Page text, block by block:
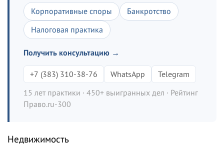
Корпоративные споры
Банкротство
Налоговая практика
Получить консультацию →
+7 (383) 310-38-76 WhatsApp
Telegram
15 лет практики · 450+ выигранных дел · Рейтинг
Право.ru-300
Недвижимость